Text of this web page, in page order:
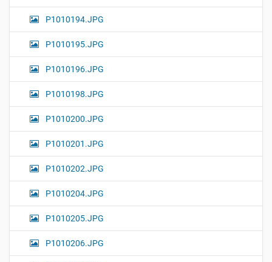
P1010194.JPG
P1010195.JPG
P1010196.JPG
P1010198.JPG
P1010200.JPG
P1010201.JPG
P1010202.JPG
P1010204.JPG
P1010205.JPG
P1010206.JPG